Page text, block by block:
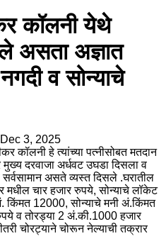
कॉलनी येथे
असता अज्ञात
व सोन्याचे
Dec 3, 2025
कॉलनी हे त्यांच्या पत्नीसोबत मतदान
दरवाजा अर्धवट उघडा दिसला व
असते व्यस्त दिसले .घरातील
मधील चार हजार रुपये, सोन्याचे लॉकेट
किंमत 12000, सोन्याचे मनी अं.किंमत
व तोरड्या 2 अं.की.1000 हजार
चोरट्याने चोरून नेल्याची तक्रार